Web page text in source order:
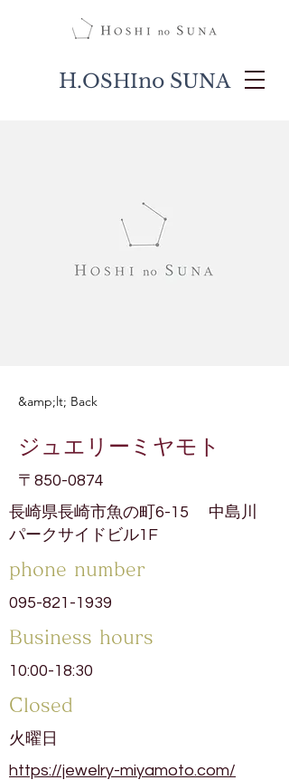
H.OSHIno SUNA
&amp;lt; Back
ジュエリーミヤモト
〒850-0874
長崎県長崎市魚の町6-15 中島川
パークサイドビル1F
phone number
095-821-1939
​Business hours
10:00-18:30
​Closed
火曜日
https://jewelry-miyamoto.com/